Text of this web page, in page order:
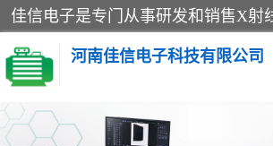
河南佳信电子科技有限公司